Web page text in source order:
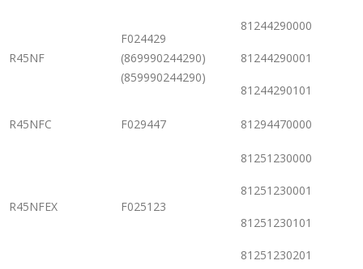
R45NF
F024429
(869990244290)
(859990244290)
81244290000
81244290001
81244290101
R45NFC F029447 81294470000
R45NFEX F025123
81251230000
81251230001
81251230101
81251230201